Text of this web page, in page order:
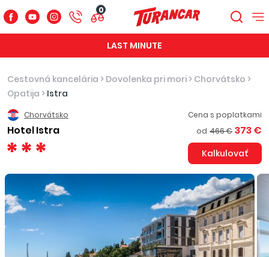
0
LAST MINUTE
Cestovná kancelária > Dovolenka pri mori > Chorvátsko >
Opatija > Istra
Chorvátsko
Hotel Istra
Cena s poplatkami
od 466 € 373 €
Kalkulovať